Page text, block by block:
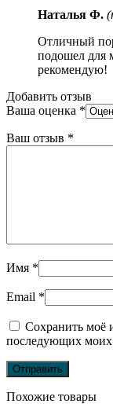
Наталья Ф.
Отличный
подошел для
рекомендую!
Добавить отзыв
Ваша оценка *
Ваш отзыв *
Имя *
Email *
Сохранить моё
последующих моих
Похожие товары